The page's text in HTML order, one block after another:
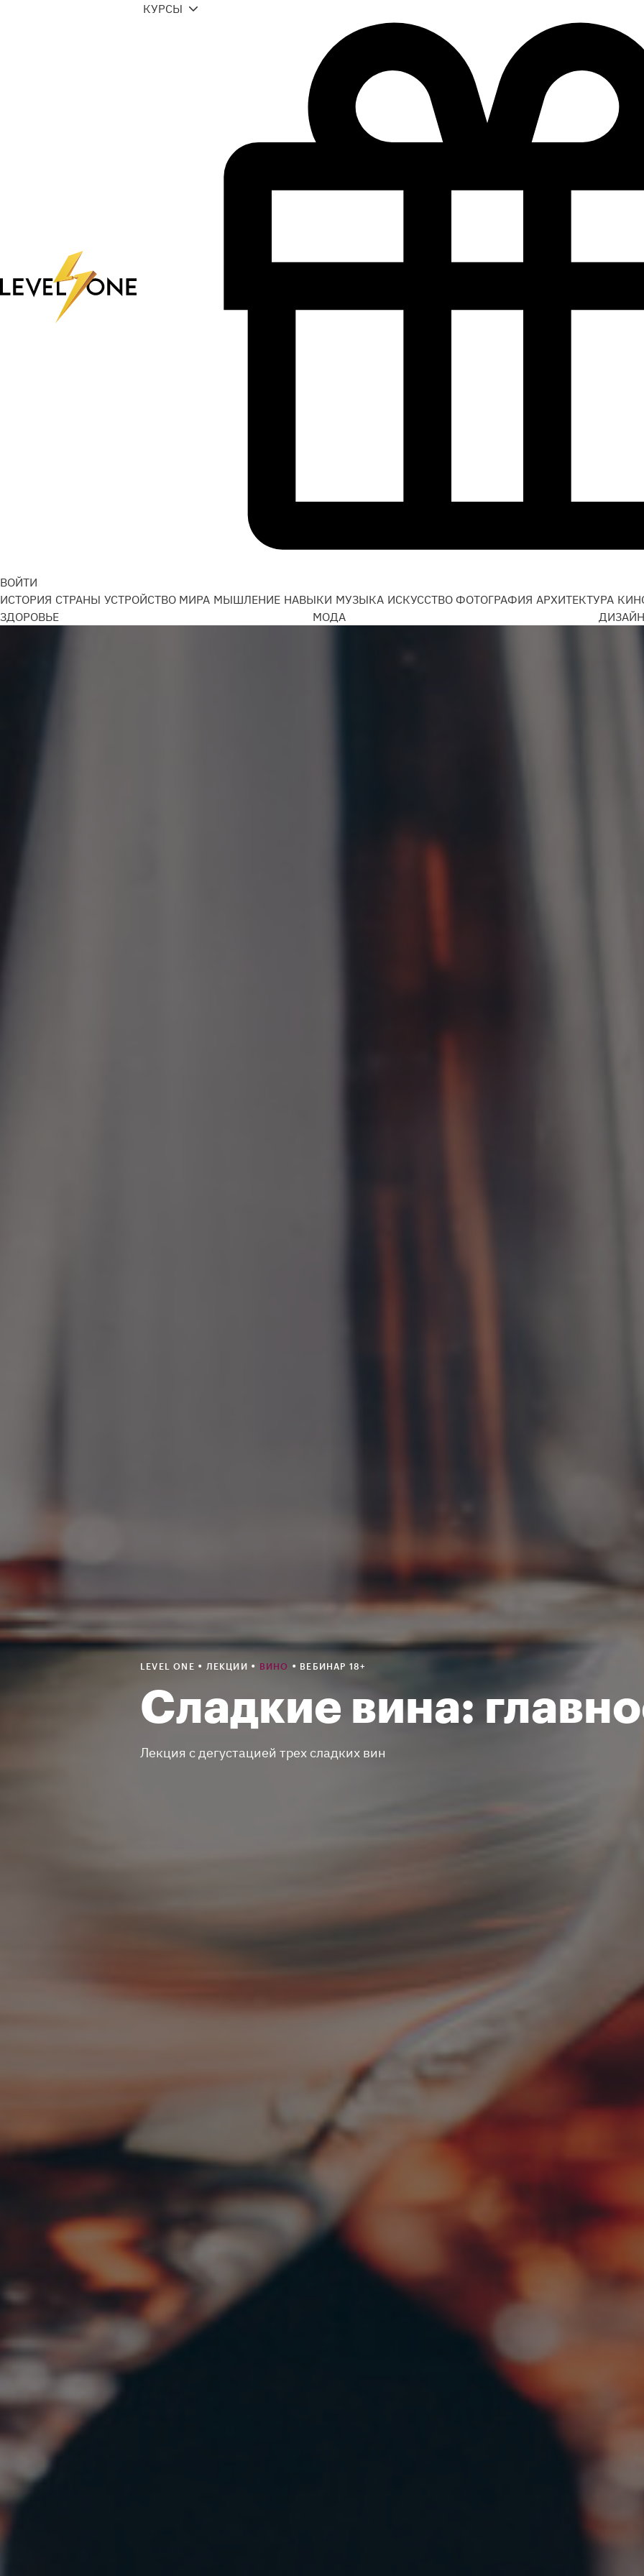
ВОЙТИ
КУРСЫ
ИСТОРИЯ СТРАНЫ УСТРОЙСТВО МИРА МЫШЛЕНИЕ НАВЫКИ МУЗЫКА ИСКУССТВО ФОТОГРАФИЯ АРХИТЕКТУРА
ЗДОРОВЬЕ
МОДА
LEVEL ONE • ЛЕКЦИИ • ВИНО • ВЕБИНАР 18+
Сладкие вина:
Лекция с дегустацией трех сладких вин